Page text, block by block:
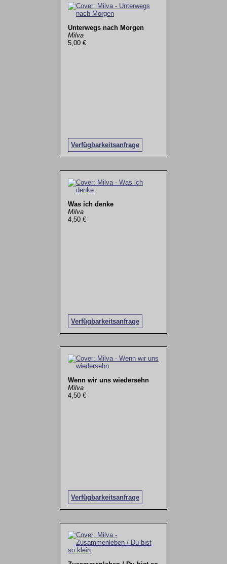
Unterwegs nach Morgen
Milva
5,00 €
Verfügbarkeitsanfrage
Was ich denke
Milva
4,50 €
Verfügbarkeitsanfrage
Wenn wir uns wiedersehn
Milva
4,50 €
Verfügbarkeitsanfrage